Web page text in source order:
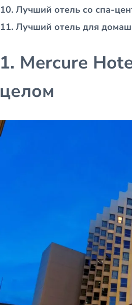
Лучший отель со спа-
Лучший отель для
1. Mercure
целом